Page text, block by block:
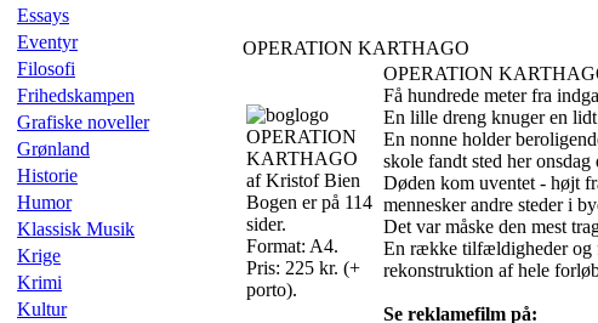
Essays
Eventyr
Filosofi
Frihedskampen
Grafiske noveller
Grønland
Historie
Humor
Klassisk Musik
Krige
Krimi
Kultur
OPERATION KARTHAGO
OPERATION
KARTHAGO
af Kristof Bien
Bogen er på 114
sider.
Format: A4.
Pris: 225 kr. (+
porto).
OPERATION
Få hundrede meter fra
En lille dreng knuger en
En nonne holder
skole fandt sted her
Døden kom uventet - højt
mennesker andre steder i
Det var måske den mest
En række tilfældigheder og
rekonstruktion af hele
Se reklamefilm på: